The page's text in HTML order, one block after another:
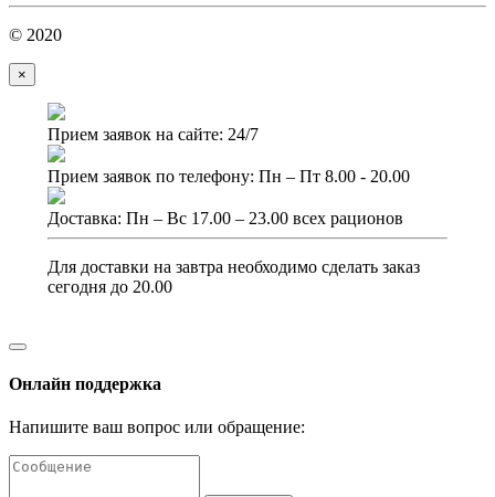
© 2020
×
Прием заявок на сайте: 24/7
Прием заявок по телефону: Пн – Пт 8.00 - 20.00
Доставка: Пн – Вс 17.00 – 23.00 всех рационов
Для доставки на завтра необходимо сделать заказ
сегодня до 20.00
Онлайн поддержка
Напишите ваш вопрос или обращение: